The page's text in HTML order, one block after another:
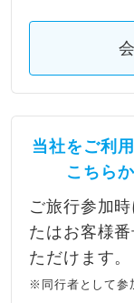
当社をご利
こちら
ご旅行参加
たはお客様
ただけます。
※同行者として参